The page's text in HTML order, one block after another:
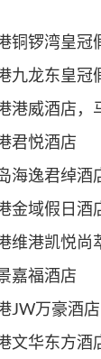
铜锣湾皇冠
九龙东皇冠
港威酒店，
君悦酒店
海逸君绰酒
金域假日酒
维港凯悦尚
嘉福酒店
JW万豪酒店
文华东方酒